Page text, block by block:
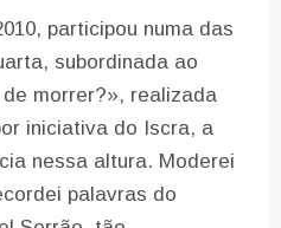
participou numa das
subordinada ao
morrer?», realizada
iniciativa do Iscra, a
nessa altura. Moderei
palavras do